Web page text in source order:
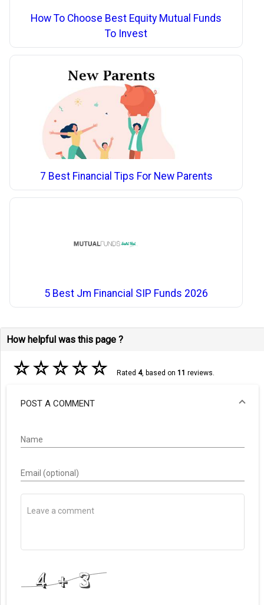
How To Choose Best Equity Mutual Funds
To Invest
7 Best Financial Tips For New Parents
5 Best Jm Financial SIP Funds 2026
How helpful was this page ?
☆☆☆☆☆ Rated 4, based on 11 reviews.
POST A COMMENT
Name
Email (optional)